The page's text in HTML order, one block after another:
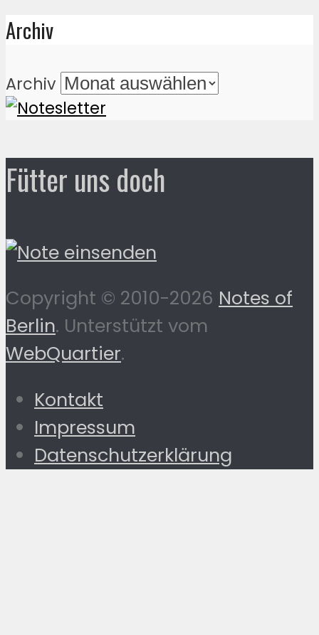
Archiv
Archiv
Fütter uns doch
Copyright © 2010-2026 Notes of
Berlin. Unterstützt vom
WebQuartier.
Kontakt
Impressum
Datenschutzerklärung